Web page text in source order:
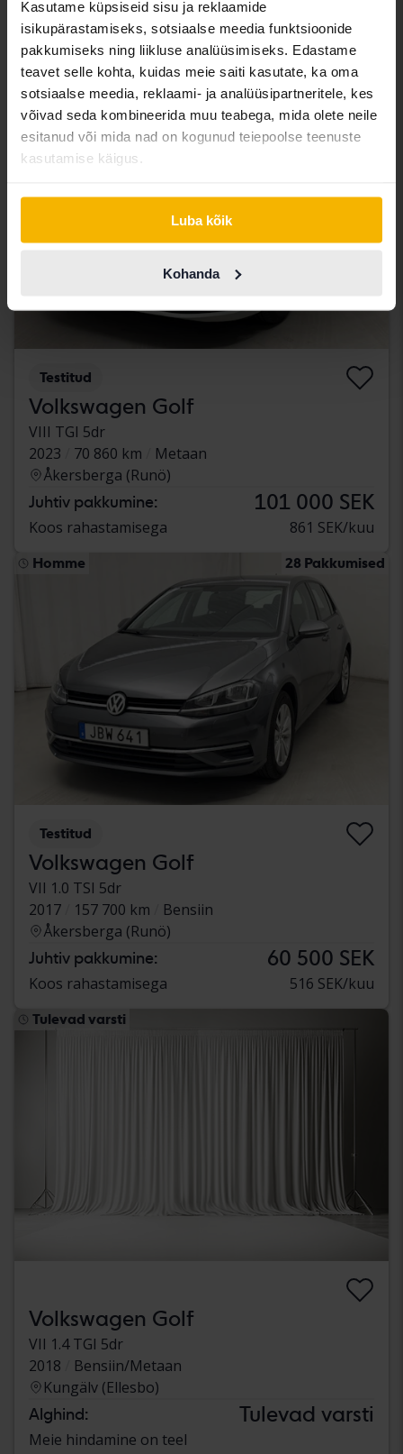
Kasutame küpsiseid sisu ja reklaamide
isikupärastamiseks, sotsiaalse meedia funktsioonide
pakkumiseks ning liikluse analüüsimiseks. Edastame
teavet selle kohta, kuidas meie saiti kasutate, ka oma
sotsiaalse meedia, reklaami- ja analüüsipartneritele, kes
võivad seda kombineerida muu teabega, mida olete neile
esitanud või mida nad on kogunud teiepoolse teenuste
kasutamise käigus.
Luba kõik
Kohanda
Svedala
Juhtiv pakkumine: 185 500 SEK
Koos rahastamisega 1 581 SEK/kuu
teisipäev 7 Pakkumised
Testitud
Volkswagen Golf
VIII TGI 5dr
2023
70 860 km
Metaan
Åkersberga (Runö)
Juhtiv pakkumine: 101 000 SEK
Koos rahastamisega 861 SEK/kuu
Homme 28 Pakkumised
Testitud
Volkswagen Golf
VII 1.0 TSI 5dr
2017
157 700 km
Bensiin
Åkersberga (Runö)
Juhtiv pakkumine: 60 500 SEK
Koos rahastamisega 516 SEK/kuu
Tulevad varsti
Volkswagen Golf
VII 1.4 TGI 5dr
2018
Bensiin/Metaan
Kungälv (Ellesbo)
Alghind: Tulevad varsti
Meie hindamine on teel